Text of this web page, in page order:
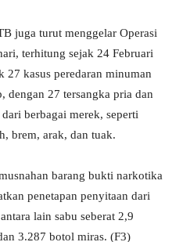
juga turut menggelar Operasi
terhitung sejak 24 Februari
27 kasus peredaran minuman
dengan 27 tersangka pria dan
berbagai merek, seperti
brem, arak, dan tuak.
barang bukti narkotika
penetapan penyitaan dari
lain sabu seberat 2,9
3.287 botol miras. (F3)